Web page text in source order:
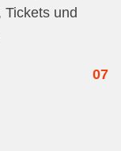
und
07